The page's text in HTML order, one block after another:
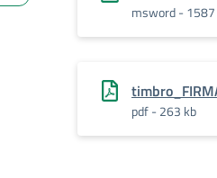
msword -
pdf - 263 kb